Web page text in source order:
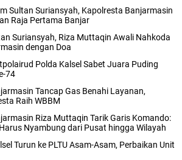
Sultan Suriansyah, Kapolresta Banjarmasin
Raja Pertama Banjar
Suriansyah, Riza Muttaqin Awali Nahkoda
dengan Doa
Polda Kalsel Sabet Juara Puding
74
Tancap Gas Benahi Layanan,
Raih WBBM
Riza Muttaqin Tarik Garis Komando:
Nyambung dari Pusat hingga Wilayah
Turun ke PLTU Asam-Asam, Perbaikan Unit